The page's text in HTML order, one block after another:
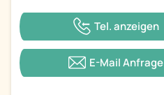
Tel. anzeigen
E-Mail Anfrage